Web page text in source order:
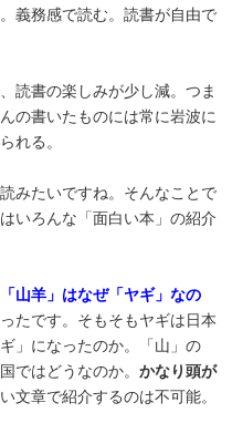
義務感で読む。読書が自由で
読書の楽しみが少し減。つま
の書いたものには常に岩波に
れる。
みたいですね。そんなことで
いろんな「面白い本」の紹介
「山羊」はなぜ「ヤギ」なの
たです。そもそもヤギは日本
」になったのか。「山」の
ではどうなのか。 かなり頭が
文章で紹介するのは不可能。